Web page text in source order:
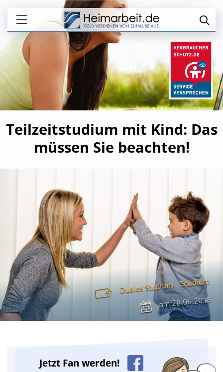
Teilzeitstudium mit Kind: Das
müssen Sie beachten!
Duales Studium Studium
am28.06.2015
Jetzt Fan werden!